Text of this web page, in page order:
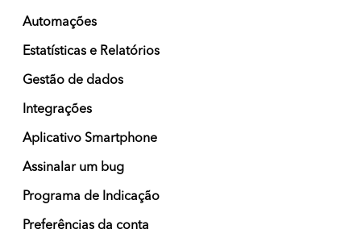
Automações
Estatísticas e Relatórios
Gestão de dados
Integrações
Aplicativo Smartphone
Assinalar um bug
Programa de Indicação
Preferências da conta